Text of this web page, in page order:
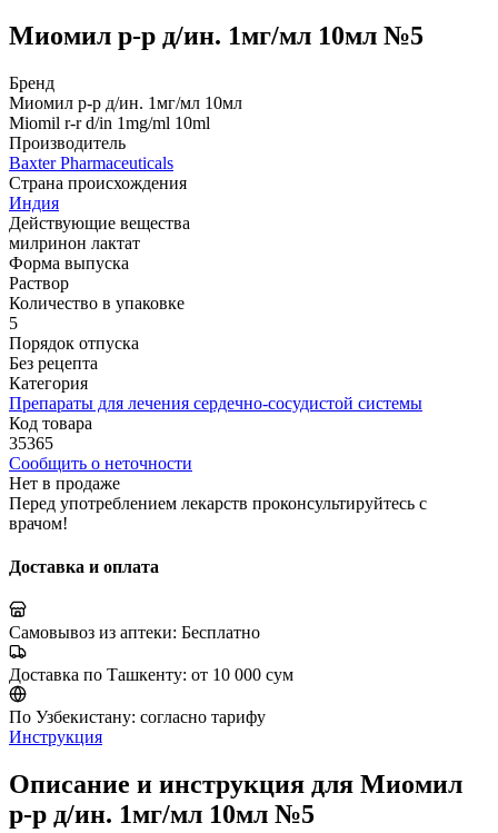
Миомил р-р д/ин. 1мг/мл 10мл №5
Бренд
Миомил р-р д/ин. 1мг/мл 10мл
Miomil r-r d/in 1mg/ml 10ml
Производитель
Baxter Pharmaceuticals
Страна происхождения
Индия
Действующие вещества
милринон лактат
Форма выпуска
Раствор
Количество в упаковке
5
Порядок отпуска
Без рецепта
Категория
Препараты для лечения сердечно-сосудистой системы
Код товара
35365
Сообщить о неточности
Нет в продаже
Перед употреблением лекарств проконсультируйтесь с
врачом!
Доставка и оплата
Самовывоз из аптеки: Бесплатно
Доставка по Ташкенту: от 10 000 сум
По Узбекистану: согласно тарифу
Инструкция
Описание и инструкция для Миомил
р-р д/ин. 1мг/мл 10мл №5